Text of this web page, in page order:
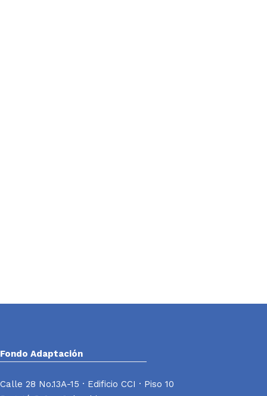
Fondo Adaptación
Calle 28 No.13A-15 · Edificio CCI · Piso 10